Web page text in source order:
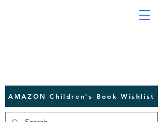
AMAZON Children's Book Wishlist